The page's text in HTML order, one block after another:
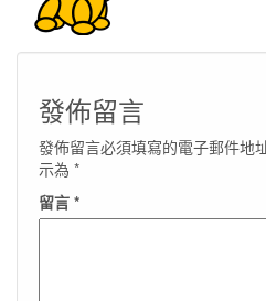
發佈留言
發佈留言必須填寫的電子郵件地
示為 *
留言 *